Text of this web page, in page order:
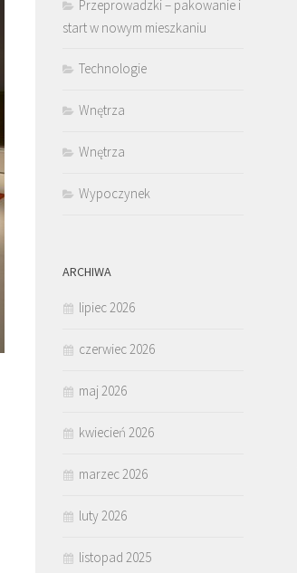
Przeprowadzki – pakowanie i
start w nowym mieszkaniu
Technologie
Wnętrza
Wnętrza
Wypoczynek
ARCHIWA
lipiec 2026
czerwiec 2026
maj 2026
kwiecień 2026
marzec 2026
luty 2026
listopad 2025